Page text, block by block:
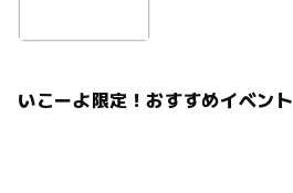
いこーよ限定！おすすめイベント